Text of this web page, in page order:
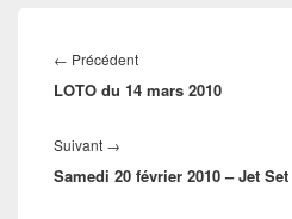
de
l’article
← PrécédentArticle
précédent :
LOTO du 14 mars 2010
Suivant →
suivant :
Samedi 20 février 2010 – Jet